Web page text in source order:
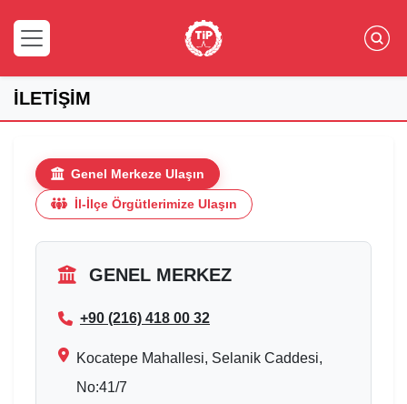
İLETİŞİM
Genel Merkeze Ulaşın
İl-İlçe Örgütlerimize Ulaşın
GENEL MERKEZ
+90 (216) 418 00 32
Kocatepe Mahallesi, Selanik Caddesi,
No:41/7